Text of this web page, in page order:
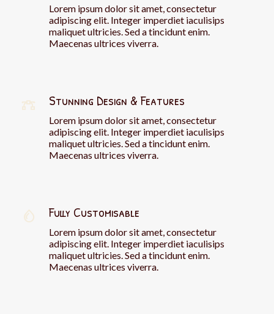
Lorem ipsum dolor sit amet, consectetur
adipiscing elit. Integer imperdiet iaculisips
maliquet ultricies. Sed a tincidunt enim.
Maecenas ultrices viverra.
Stunning Design & Features
Lorem ipsum dolor sit amet, consectetur
adipiscing elit. Integer imperdiet iaculisips
maliquet ultricies. Sed a tincidunt enim.
Maecenas ultrices viverra.
Fully Customisable
Lorem ipsum dolor sit amet, consectetur
adipiscing elit. Integer imperdiet iaculisips
maliquet ultricies. Sed a tincidunt enim.
Maecenas ultrices viverra.